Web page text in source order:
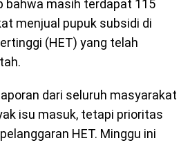
bahwa masih terdapat 115
menjual pupuk subsidi di
(HET) yang telah
dari seluruh masyarakat
isu masuk, tetapi prioritas
HET. Minggu ini